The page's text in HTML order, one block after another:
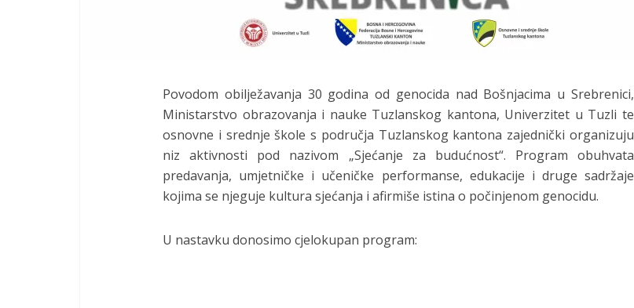
Povodom obilježavanja 30 godina od genocida nad Bošnjacima u Srebrenici,
Ministarstvo obrazovanja i nauke Tuzlanskog kantona, Univerzitet u Tuzli te
osnovne i srednje škole s područja Tuzlanskog kantona zajednički organizuju
niz aktivnosti pod nazivom „Sjećanje za budućnost“. Program obuhvata
predavanja, umjetničke i učeničke performanse, edukacije i druge sadržaje
kojima se njeguje kultura sjećanja i afirmiše istina o počinjenom genocidu.
U nastavku donosimo cjelokupan program: